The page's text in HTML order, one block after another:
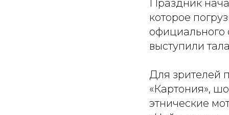
Праздник
которое
официального
выступили
Для зрителей
«Картония»,
этнические